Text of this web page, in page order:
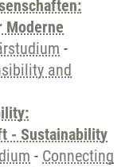
Moderne
-
and
- Sustainability
- Connecting